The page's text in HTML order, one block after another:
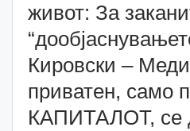
живот: За
Кировски –
приватен, само
КАПИТАЛОТ, се